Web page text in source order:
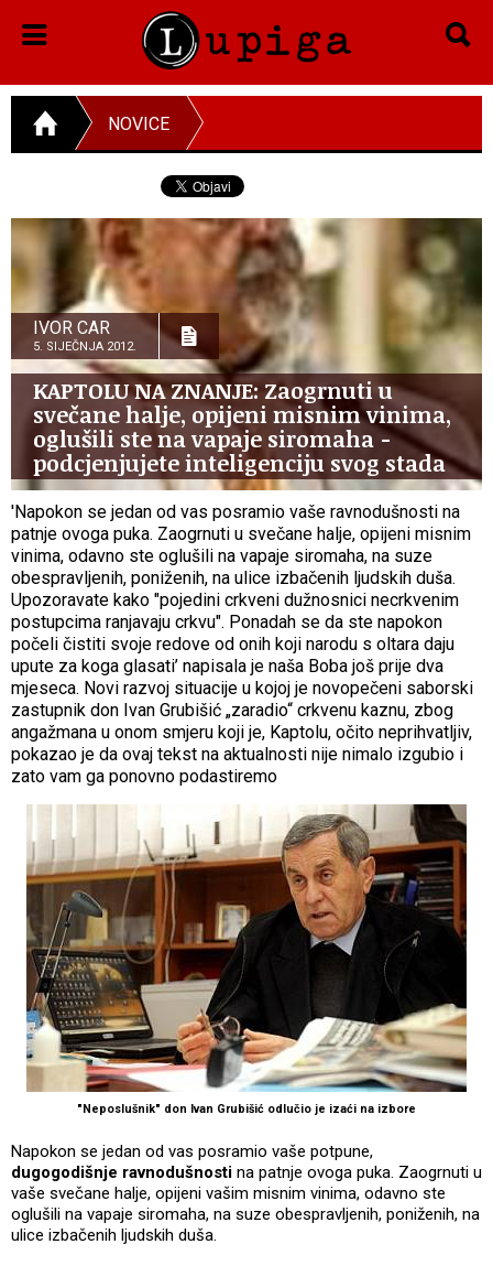
NOVICE
IVOR CAR
5. SIJEČNJA 2012.
KAPTOLU NA ZNANJE: Zaogrnuti u
svečane halje, opijeni misnim vinima,
oglušili ste na vapaje siromaha -
podcjenjujete inteligenciju svog stada
'Napokon se jedan od vas posramio vaše ravnodušnosti na
patnje ovoga puka. Zaogrnuti u svečane halje, opijeni misnim
vinima, odavno ste oglušili na vapaje siromaha, na suze
obespravljenih, poniženih, na ulice izbačenih ljudskih duša.
Upozoravate kako "pojedini crkveni dužnosnici necrkvenim
postupcima ranjavaju crkvu". Ponadah se da ste napokon
počeli čistiti svoje redove od onih koji narodu s oltara daju
upute za koga glasati’ napisala je naša Boba još prije dva
mjeseca. Novi razvoj situacije u kojoj je novopečeni saborski
zastupnik don Ivan Grubišić „zaradio“ crkvenu kaznu, zbog
angažmana u onom smjeru koji je, Kaptolu, očito neprihvatljiv,
pokazao je da ovaj tekst na aktualnosti nije nimalo izgubio i
zato vam ga ponovno podastiremo
"Neposlušnik" don Ivan Grubišić odlučio je izaći na izbore
Napokon se jedan od vas posramio vaše potpune,
dugogodišnje ravnodušnosti na patnje ovoga puka. Zaogrnuti u
vaše svečane halje, opijeni vašim misnim vinima, odavno ste
oglušili na vapaje siromaha, na suze obespravljenih, poniženih, na
ulice izbačenih ljudskih duša.